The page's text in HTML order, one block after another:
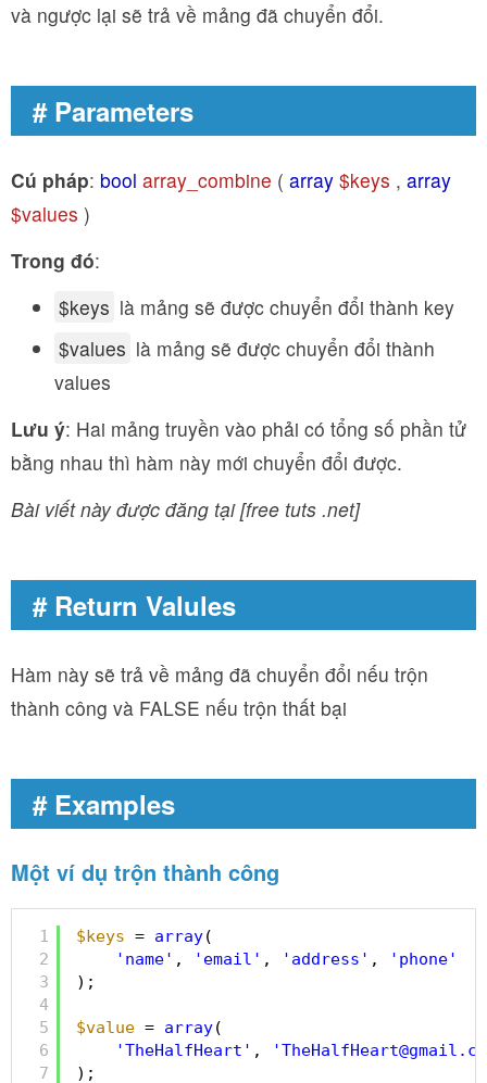
và ngược lại sẽ trả về mảng đã chuyển đổi.
# Parameters
Cú pháp: bool array_combine ( array $keys , array
$values )
Trong đó:
$keys là mảng sẽ được chuyển đổi thành key
$values là mảng sẽ được chuyển đổi thành
values
Lưu ý: Hai mảng truyền vào phải có tổng số phần tử
bằng nhau thì hàm này mới chuyển đổi được.
Bài viết này được đăng tại [free tuts .net]
# Return Valules
Hàm này sẽ trả về mảng đã chuyển đổi nếu trộn
thành công và FALSE nếu trộn thất bại
# Examples
Một ví dụ trộn thành công
1
2
3
4
5
6
7
$keys = array(
'name' , 'email' , 'address' ,
'phone'
);
$value = array(
'TheHalfHeart' ,
);